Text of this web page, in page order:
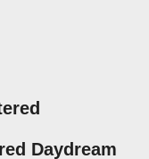
Daydream